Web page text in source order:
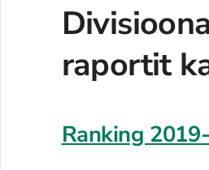
raportit
Ranking